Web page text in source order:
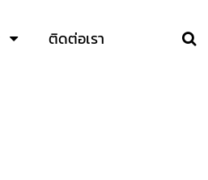
ติดต่อเรา